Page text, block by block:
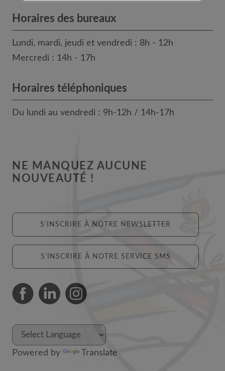
Horaires des bureaux
Lundi, mardi, jeudi et vendredi : 8h - 12h
Mercredi : 14h - 17h
Horaires téléphoniques
Du lundi au vendredi : 9h-12h / 14h-17h
NE MANQUEZ AUCUNE
NOUVEAUTÉ !
S'INSCRIRE À NOTRE NEWSLETTER
S'INSCRIRE À NOTRE SERVICE SMS
Powered by Translate